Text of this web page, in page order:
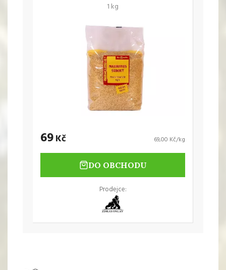
1 kg
69Kč 69,00 Kč/kg
DO OBCHODU
Prodejce: